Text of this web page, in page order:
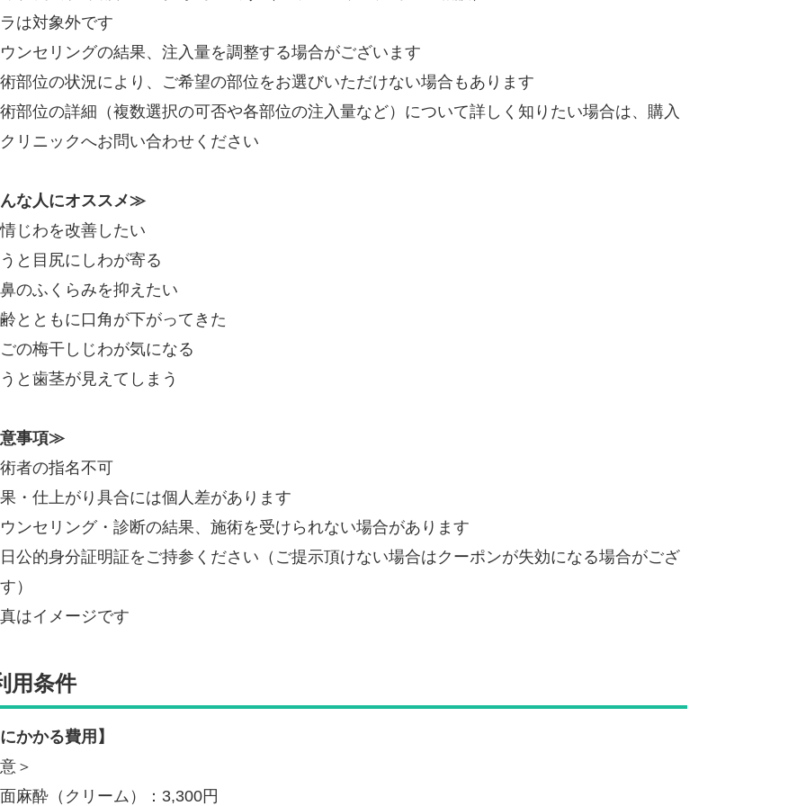
は対象外です
ンセリングの結果、注入量を調整する場合がございます
部位の状況により、ご希望の部位をお選びいただけない場合もあります
部位の詳細（複数選択の可否や各部位の注入量など）について詳しく知りたい場合は、購入
リニックへお問い合わせください
な人にオススメ≫
じわを改善したい
と目尻にしわが寄る
のふくらみを抑えたい
とともに口角が下がってきた
の梅干しじわが気になる
と歯茎が見えてしまう
事項≫
者の指名不可
・仕上がり具合には個人差があります
ンセリング・診断の結果、施術を受けられない場合があります
公的身分証明証をご持参ください（ご提示頂けない場合はクーポンが失効になる場合がござ
）
はイメージです
用条件
かかる費用】
＞
麻酔（クリーム）：3,300円